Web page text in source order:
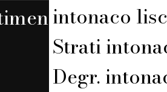
intonaco
Strati
Degr.